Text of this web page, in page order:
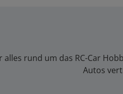
alles rund um das RC-Car
Autos